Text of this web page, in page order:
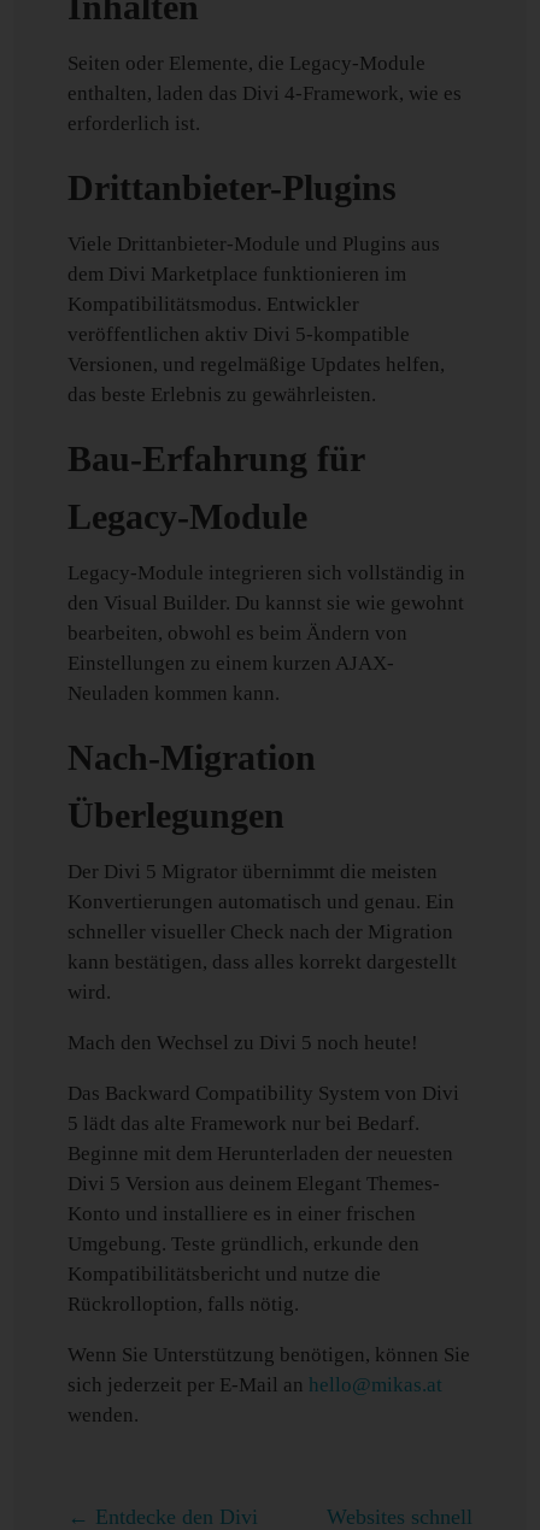
Seiten oder Elemente, die Legacy-Module
enthalten, laden das Divi 4-Framework, wie es
erforderlich ist.
Drittanbieter-Plugins
Viele Drittanbieter-Module und Plugins aus
dem Divi Marketplace funktionieren im
Kompatibilitätsmodus. Entwickler
veröffentlichen aktiv Divi 5-kompatible
Versionen, und regelmäßige Updates helfen,
das beste Erlebnis zu gewährleisten.
Bau-Erfahrung für
Legacy-Module
Legacy-Module integrieren sich vollständig in
den Visual Builder. Du kannst sie wie gewohnt
bearbeiten, obwohl es beim Ändern von
Einstellungen zu einem kurzen AJAX-
Neuladen kommen kann.
Nach-Migration
Überlegungen
Der Divi 5 Migrator übernimmt die meisten
Konvertierungen automatisch und genau. Ein
schneller visueller Check nach der Migration
kann bestätigen, dass alles korrekt dargestellt
wird.
Mach den Wechsel zu Divi 5 noch heute!
Das Backward Compatibility System von Divi
5 lädt das alte Framework nur bei Bedarf.
Beginne mit dem Herunterladen der neuesten
Divi 5 Version aus deinem Elegant Themes-
Konto und installiere es in einer frischen
Umgebung. Teste gründlich, erkunde den
Kompatibilitätsbericht und nutze die
Rückrolloption, falls nötig.
Wenn Sie Unterstützung benötigen, können Sie
sich jederzeit per E-Mail an hello@mikas.at
wenden.
← Entdecke den Divi
Websites schnell